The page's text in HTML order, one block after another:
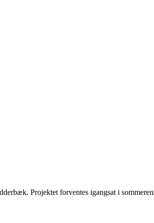
Projektet forventes igangsat i